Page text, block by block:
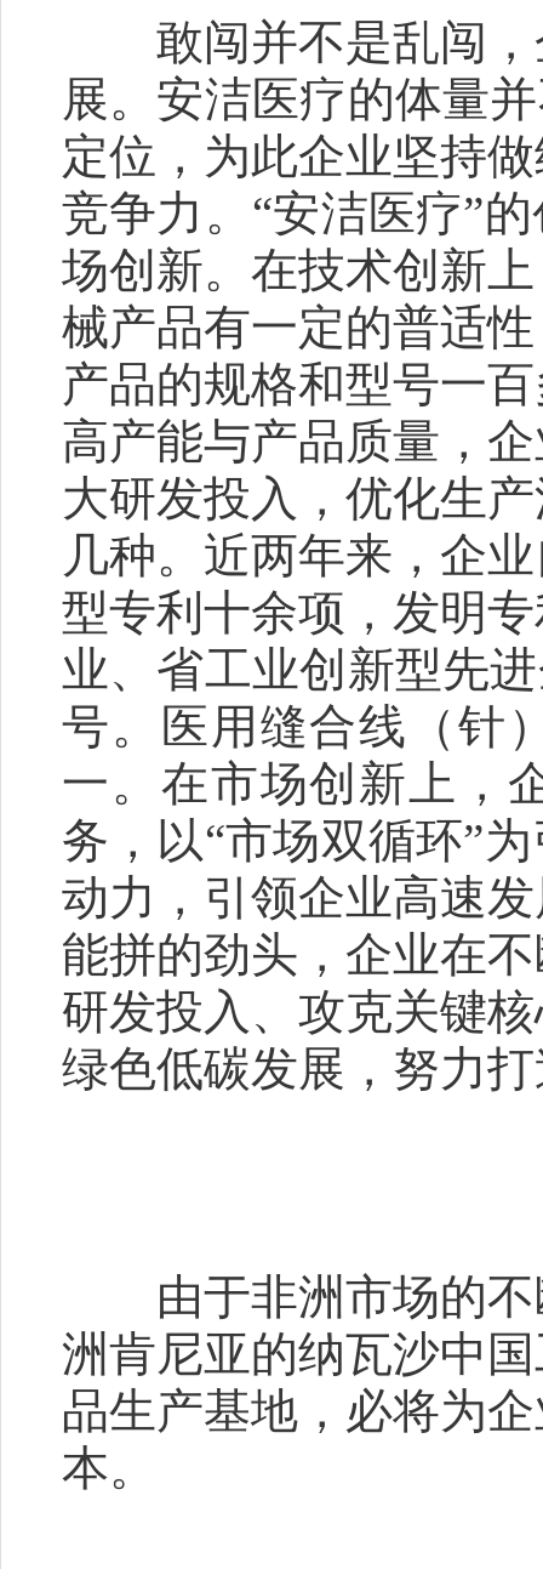
敢闯并不是乱闯，
展。安洁医疗的体量
定位，为此企业坚持
竞争力。“安洁医疗”
场创新。在技术创新
械产品有一定的普适
产品的规格和型号一
高产能与产品质量，
大研发投入，优化生
几种。近两年来，企
型专利十余项，发明
业、省工业创新型先
号。医用缝合线（针
一。在市场创新上，
务，以“市场双循环”
动力，引领企业高速
能拼的劲头，企业在
研发投入、攻克关键
绿色低碳发展，努力
由于非洲市场的不
洲肯尼亚的纳瓦沙中
品生产基地，必将为
本。